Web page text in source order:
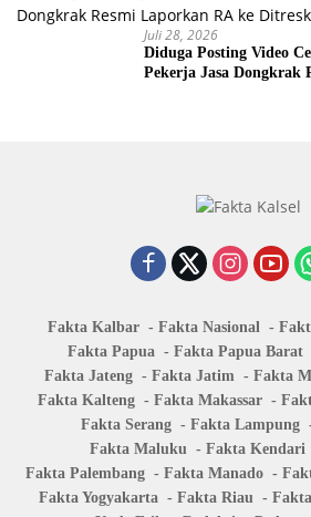
Juli 28, 2026
Diduga Posting Video
Pekerja Jasa Dongkrak
Fakta Kalbar Fakta Nasional
Fakta Papua
Fakta Papua Barat
Fakta Jateng
Fakta Jatim Fakta
Fakta Kalteng
Fakta Makassar
Fakta Serang
Fakta Lampung
Fakta Maluku
Fakta Kendari
Fakta Palembang
Fakta Manado
Fakta Yogyakarta
Fakta Riau